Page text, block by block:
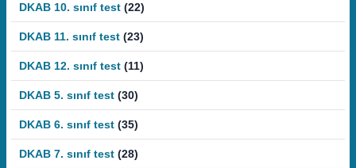
DKAB 10. sınıf test (22)
DKAB 11. sınıf test (23)
DKAB 12. sınıf test (11)
DKAB 5. sınıf test (30)
DKAB 6. sınıf test (35)
DKAB 7. sınıf test (28)